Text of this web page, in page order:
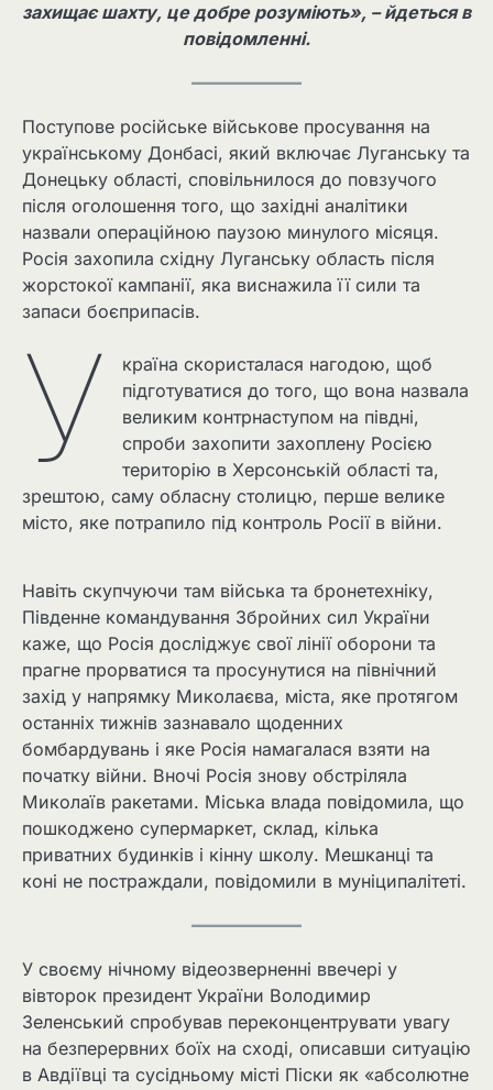
захищає шахту, це добре розуміють», – йдеться в
повідомленні.
Поступове російське військове просування на
українському Донбасі, який включає Луганську та
Донецьку області, сповільнилося до повзучого
після оголошення того, що західні аналітики
назвали операційною паузою минулого місяця.
Росія захопила східну Луганську область після
жорстокої кампанії, яка виснажила її сили та
запаси боєприпасів.
У
країна скористалася нагодою, щоб
підготуватися до того, що вона назвала
великим контрнаступом на півдні,
спроби захопити захоплену Росією
територію в Херсонській області та,
зрештою, саму обласну столицю, перше велике
місто, яке потрапило під контроль Росії в війни.
Навіть скупчуючи там війська та бронетехніку,
Південне командування Збройних сил України
каже, що Росія досліджує свої лінії оборони та
прагне прорватися та просунутися на північний
захід у напрямку Миколаєва, міста, яке протягом
останніх тижнів зазнавало щоденних
бомбардувань і яке Росія намагалася взяти на
початку війни. Вночі Росія знову обстріляла
Миколаїв ракетами. Міська влада повідомила, що
пошкоджено супермаркет, склад, кілька
приватних будинків і кінну школу. Мешканці та
коні не постраждали, повідомили в муніципалітеті.
У своєму нічному відеозверненні ввечері у
вівторок президент України Володимир
Зеленський спробував переконцентрувати увагу
на безперервних боїх на сході, описавши ситуацію
в Авдіївці та сусідньому місті Піски як «абсолютне